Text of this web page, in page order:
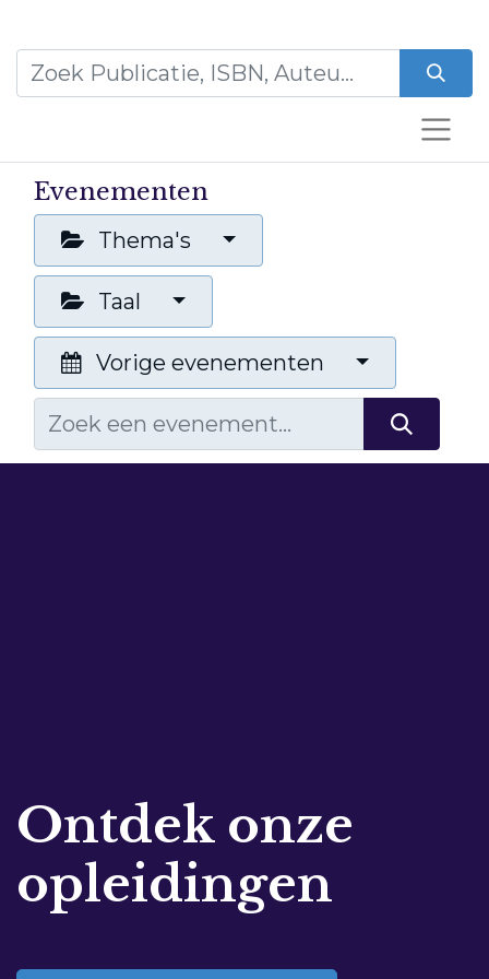
Evenementen
Thema's
Taal
Vorige evenementen
Ontdek onze
opleidingen